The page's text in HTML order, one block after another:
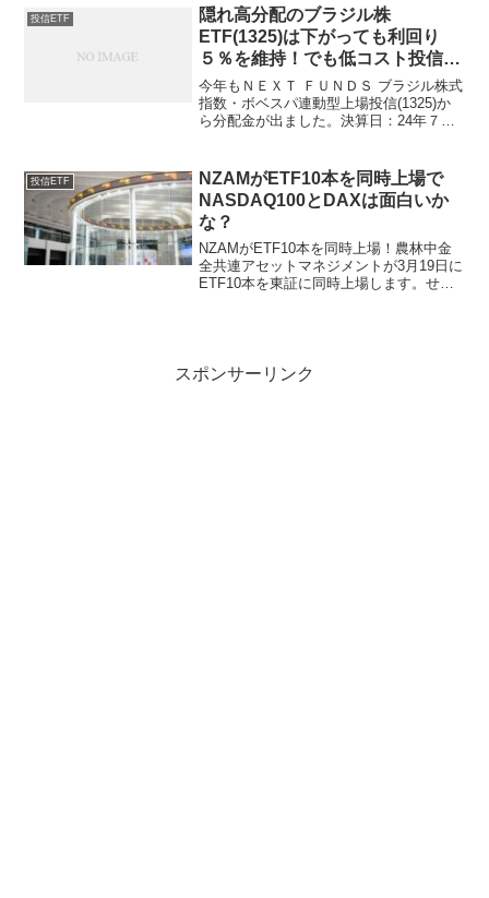
英国株ETF」！と謳いますが、嘘では
な...
投信ETF
隠れ高分配のブラジル株
ETF(1325)は下がっても利回り
５％を維持！でも低コスト投信に
期待！
今年もＮＥＸＴ ＦＵＮＤＳ ブラジル株式
指数・ボベスパ連動型上場投信(1325)か
ら分配金が出ました。決算日：24年７月8
してしまいますが、直近の9月12日終値
で...
投信ETF
NZAMがETF10本を同時上場で
NASDAQ100とDAXは面白いか
な？
NZAMがETF10本を同時上場！農林中⾦
全共連アセットマネジメントが3月19日に
ETF10本を東証に同時上場します。せい
スポンサーリンク